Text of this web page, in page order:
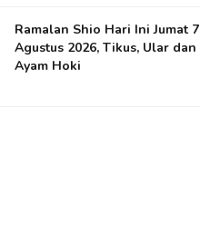
Ramalan Shio Hari Ini Jumat 7
Agustus 2026, Tikus, Ular dan
Ayam Hoki